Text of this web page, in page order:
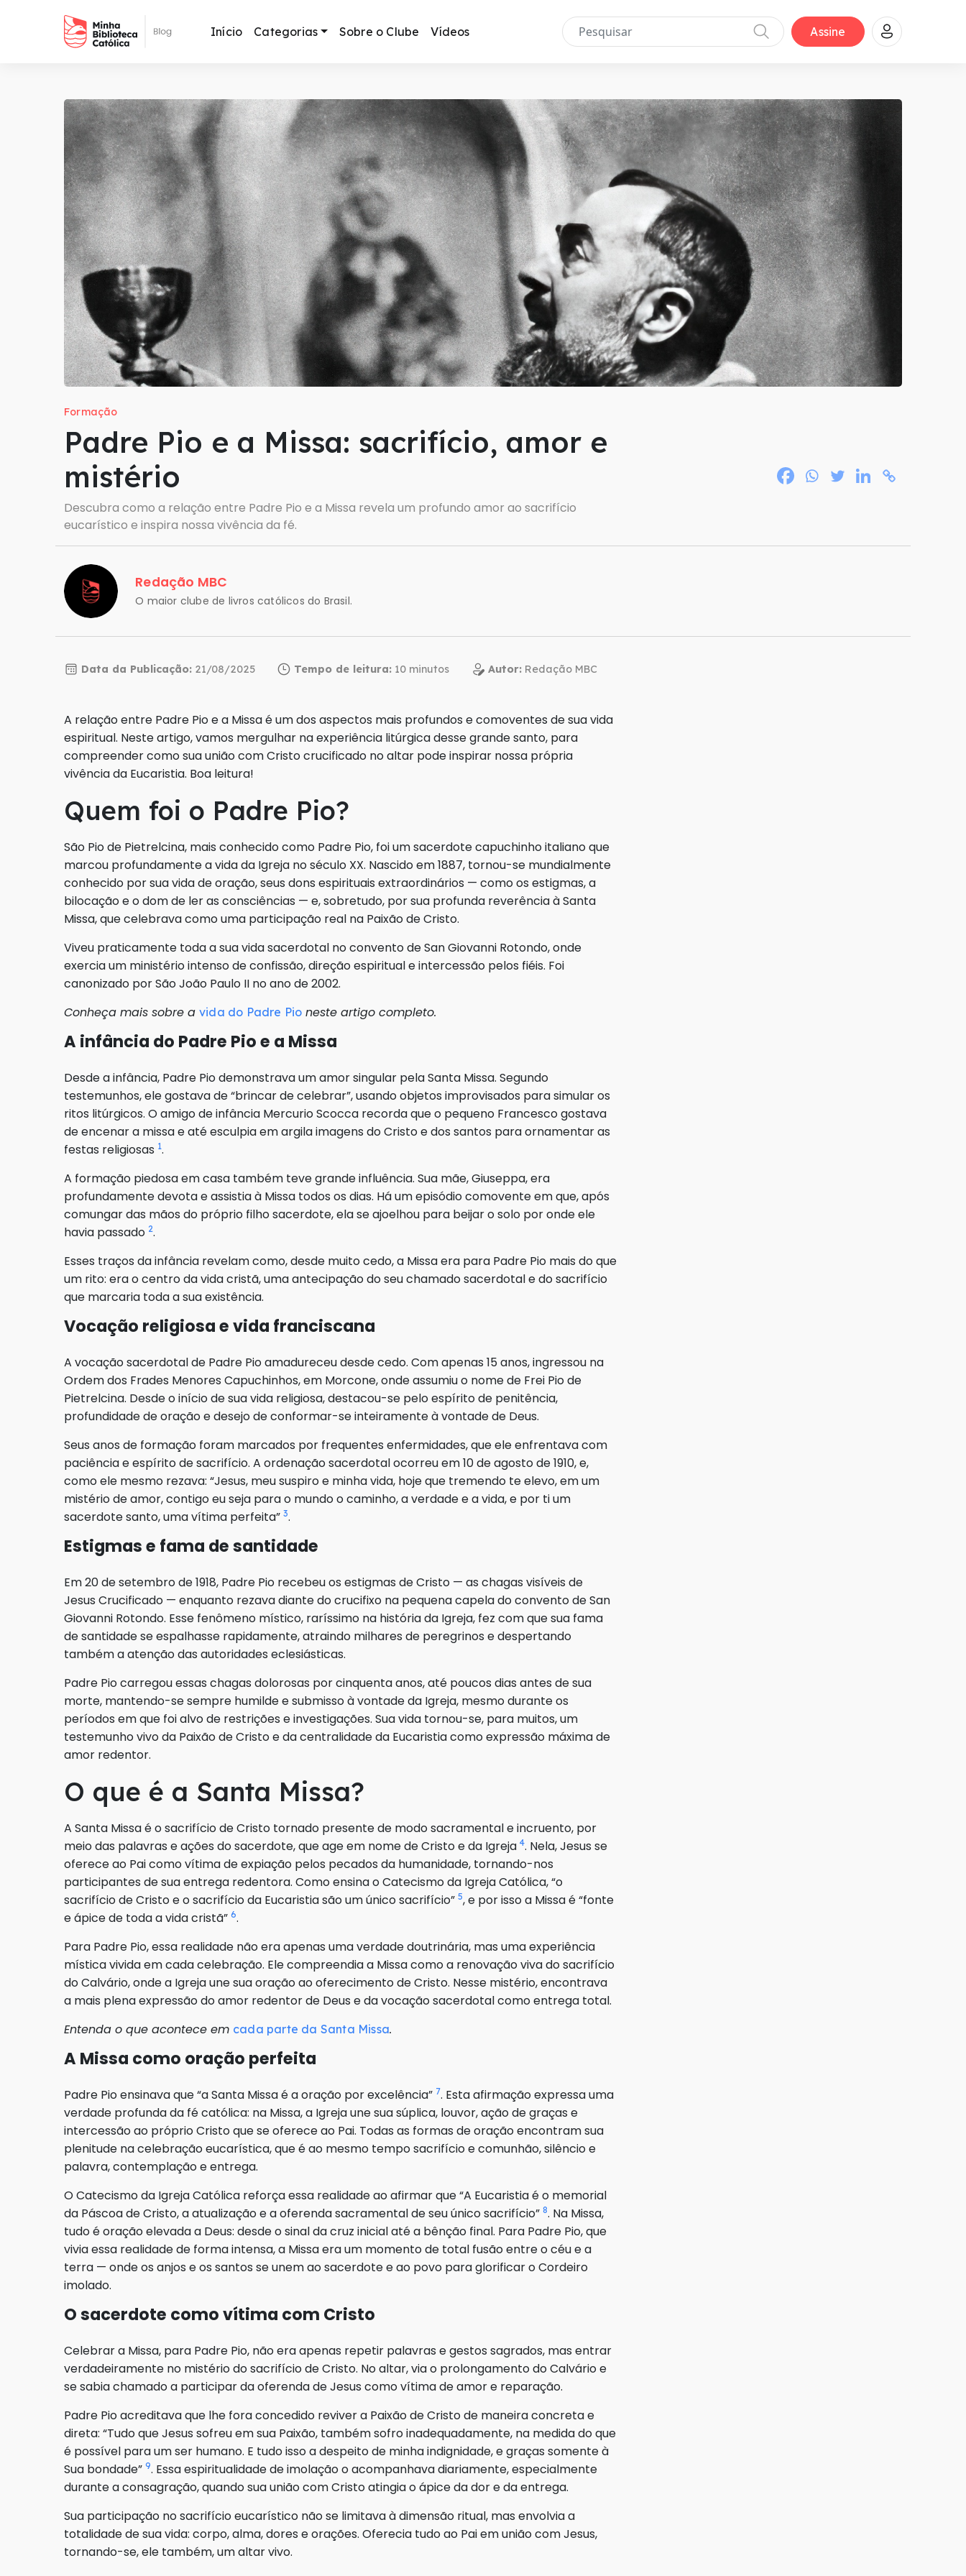
Início Categorias Sobre o Clube Vídeos Assine
Formação
Padre Pio e a Missa: sacrifício, amor e
mistério
Descubra como a relação entre Padre Pio e a Missa revela um profundo amor ao sacrifício
eucarístico e inspira nossa vivência da fé.
Redação MBC
O maior clube de livros católicos do Brasil.
Data da Publicação: 21/08/2025 Tempo de leitura: Autor: Redação MBC
A relação entre Padre Pio e a Missa é um dos aspectos mais profundos e comoventes de sua vida
espiritual. Neste artigo, vamos mergulhar na experiência litúrgica desse grande santo, para
compreender como sua união com Cristo crucificado no altar pode inspirar nossa própria
vivência da Eucaristia. Boa leitura!
Quem foi o Padre Pio?
São Pio de Pietrelcina, mais conhecido como Padre Pio, foi um sacerdote capuchinho italiano que
marcou profundamente a vida da Igreja no século XX. Nascido em 1887, tornou-se mundialmente
conhecido por sua vida de oração, seus dons espirituais extraordinários — como os estigmas, a
bilocação e o dom de ler as consciências — e, sobretudo, por sua profunda reverência à Santa
Missa, que celebrava como uma participação real na Paixão de Cristo.
Viveu praticamente toda a sua vida sacerdotal no convento de San Giovanni Rotondo, onde
exercia um ministério intenso de confissão, direção espiritual e intercessão pelos fiéis. Foi
canonizado por São João Paulo II no ano de 2002.
Conheça mais sobre a vida do Padre Pio neste artigo completo.
A infância do Padre Pio e a Missa
Desde a infância, Padre Pio demonstrava um amor singular pela Santa Missa. Segundo
testemunhos, ele gostava de “brincar de celebrar”, usando objetos improvisados para simular os
ritos litúrgicos. O amigo de infância Mercurio Scocca recorda que o pequeno Francesco gostava
de encenar a missa e até esculpia em argila imagens do Cristo e dos santos para ornamentar as
festas religiosas 1.
A formação piedosa em casa também teve grande influência. Sua mãe, Giuseppa, era
profundamente devota e assistia à Missa todos os dias. Há um episódio comovente em que, após
comungar das mãos do próprio filho sacerdote, ela se ajoelhou para beijar o solo por onde ele
havia passado 2.
Esses traços da infância revelam como, desde muito cedo, a Missa era para Padre Pio mais do que
um rito: era o centro da vida cristã, uma antecipação do seu chamado sacerdotal e do sacrifício
que marcaria toda a sua existência.
Vocação religiosa e vida franciscana
A vocação sacerdotal de Padre Pio amadureceu desde cedo. Com apenas 15 anos, ingressou na
Ordem dos Frades Menores Capuchinhos, em Morcone, onde assumiu o nome de Frei Pio de
Pietrelcina. Desde o início de sua vida religiosa, destacou-se pelo espírito de penitência,
profundidade de oração e desejo de conformar-se inteiramente à vontade de Deus.
Seus anos de formação foram marcados por frequentes enfermidades, que ele enfrentava com
paciência e espírito de sacrifício. A ordenação sacerdotal ocorreu em 10 de agosto de 1910, e,
como ele mesmo rezava: “Jesus, meu suspiro e minha vida, hoje que tremendo te elevo, em um
mistério de amor, contigo eu seja para o mundo o caminho, a verdade e a vida, e por ti um
sacerdote santo, uma vítima perfeita” 3.
Estigmas e fama de santidade
Em 20 de setembro de 1918, Padre Pio recebeu os estigmas de Cristo — as chagas visíveis de
Jesus Crucificado — enquanto rezava diante do crucifixo na pequena capela do convento de San
Giovanni Rotondo. Esse fenômeno místico, raríssimo na história da Igreja, fez com que sua fama
de santidade se espalhasse rapidamente, atraindo milhares de peregrinos e despertando
também a atenção das autoridades eclesiásticas.
Padre Pio carregou essas chagas dolorosas por cinquenta anos, até poucos dias antes de sua
morte, mantendo-se sempre humilde e submisso à vontade da Igreja, mesmo durante os
períodos em que foi alvo de restrições e investigações. Sua vida tornou-se, para muitos, um
testemunho vivo da Paixão de Cristo e da centralidade da Eucaristia como expressão máxima de
amor redentor.
O que é a Santa Missa?
A Santa Missa é o sacrifício de Cristo tornado presente de modo sacramental e incruento, por
meio das palavras e ações do sacerdote, que age em nome de Cristo e da Igreja 4. Nela, Jesus se
oferece ao Pai como vítima de expiação pelos pecados da humanidade, tornando-nos
participantes de sua entrega redentora. Como ensina o Catecismo da Igreja Católica, “o
sacrifício de Cristo e o sacrifício da Eucaristia são um único sacrifício” 5, e por isso a Missa é “fonte
e ápice de toda a vida cristã” 6.
Para Padre Pio, essa realidade não era apenas uma verdade doutrinária, mas uma experiência
mística vivida em cada celebração. Ele compreendia a Missa como a renovação viva do sacrifício
do Calvário, onde a Igreja une sua oração ao oferecimento de Cristo. Nesse mistério, encontrava
a mais plena expressão do amor redentor de Deus e da vocação sacerdotal como entrega total.
Entenda o que acontece em cada parte da Santa Missa.
A Missa como oração perfeita
Padre Pio ensinava que “a Santa Missa é a oração por excelência” 7. Esta afirmação expressa uma
verdade profunda da fé católica: na Missa, a Igreja une sua súplica, louvor, ação de graças e
intercessão ao próprio Cristo que se oferece ao Pai. Todas as formas de oração encontram sua
plenitude na celebração eucarística, que é ao mesmo tempo sacrifício e comunhão, silêncio e
palavra, contemplação e entrega.
O Catecismo da Igreja Católica reforça essa realidade ao afirmar que “A Eucaristia é o memorial
da Páscoa de Cristo, a atualização e a oferenda sacramental de seu único sacrifício” 8. Na Missa,
tudo é oração elevada a Deus: desde o sinal da cruz inicial até a bênção final. Para Padre Pio, que
vivia essa realidade de forma intensa, a Missa era um momento de total fusão entre o céu e a
terra — onde os anjos e os santos se unem ao sacerdote e ao povo para glorificar o Cordeiro
imolado.
O sacerdote como vítima com Cristo
Celebrar a Missa, para Padre Pio, não era apenas repetir palavras e gestos sagrados, mas entrar
verdadeiramente no mistério do sacrifício de Cristo. No altar, via o prolongamento do Calvário e
se sabia chamado a participar da oferenda de Jesus como vítima de amor e reparação.
Padre Pio acreditava que lhe fora concedido reviver a Paixão de Cristo de maneira concreta e
direta: “Tudo que Jesus sofreu em sua Paixão, também sofro inadequadamente, na medida do que
é possível para um ser humano. E tudo isso a despeito de minha indignidade, e graças somente à
Sua bondade” 9. Essa espiritualidade de imolação o acompanhava diariamente, especialmente
durante a consagração, quando sua união com Cristo atingia o ápice da dor e da entrega.
Sua participação no sacrifício eucarístico não se limitava à dimensão ritual, mas envolvia a
totalidade de sua vida: corpo, alma, dores e orações. Oferecia tudo ao Pai em união com Jesus,
tornando-se, ele também, um altar vivo.